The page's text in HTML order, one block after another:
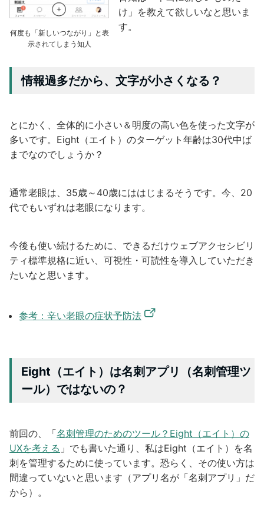
何度も「新しいつながり」と表
示されてしまう知人
け」を教えて欲しいなと思いま
す。
情報過多だから、文字が小さくなる？
とにかく、全体的に小さい＆明度の高い色を使った文字が
多いです。Eight（エイト）のターゲット年齢は30代中ば
までなのでしょうか？
通常老眼は、35歳～40歳にははじまるそうです。今、20
代でもいずれは老眼になります。
今後も使い続けるために、できるだけウェブアクセシビリ
ティ標準規格に近い、可視性・可読性を導入していただき
たいなと思います。
参考：辛い老眼の症状予防法
Eight（エイト）は名刺アプリ（名刺管理ツ
ール）ではないの？
前回の、「名刺管理のためのツール？Eight（エイト）の
UXを考える 」でも書いた通り、私はEight（エイト）を名
刺を管理するために使っています。恐らく、その使い方は
間違っていないと思います（アプリ名が「名刺アプリ」だ
から）。